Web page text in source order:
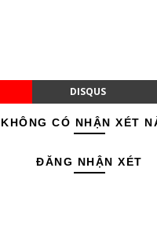
DISQUS
KHÔNG CÓ NHẬN XÉT
ĐĂNG NHẬN XÉT